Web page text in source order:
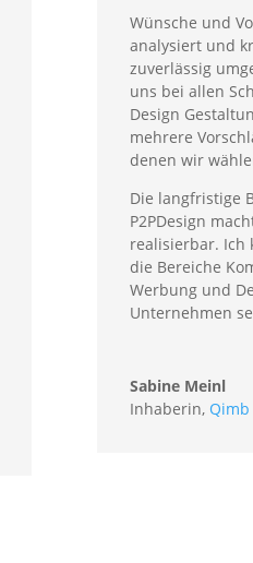
Wünsche und
analysiert und
zuverlässig
uns bei allen
Design
mehrere
denen wir
Die langfristige
P2PDesign
realisierbar. Ich
die Bereiche
Werbung und
Unternehmen
Sabine Meinl
Inhaberin, Qimb